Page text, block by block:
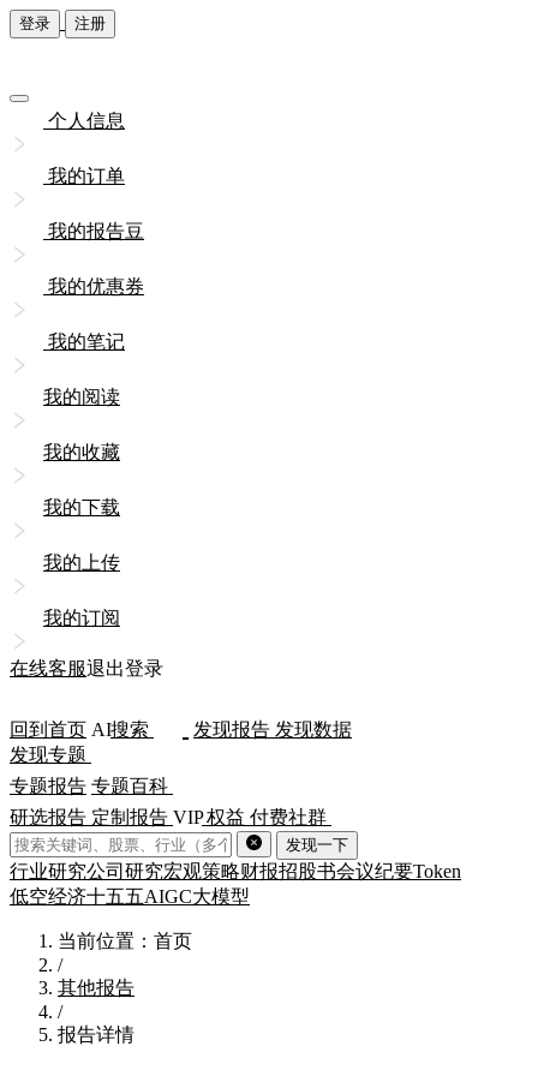
登录 注册
个人信息
我的订单
我的报告豆
我的优惠券
我的笔记
我的阅读
我的收藏
我的下载
我的上传
我的订阅
在线客服退出登录
回到首页 AI搜索 发现报告 发现数据
发现专题
专题报告 专题百科
研选报告 定制报告 VIP权益 付费社群
发现一下
行业研究公司研究宏观策略财报招股书会议纪要Token
低空经济十五五AIGC大模型
当前位置：首页
/
其他报告
/
报告详情